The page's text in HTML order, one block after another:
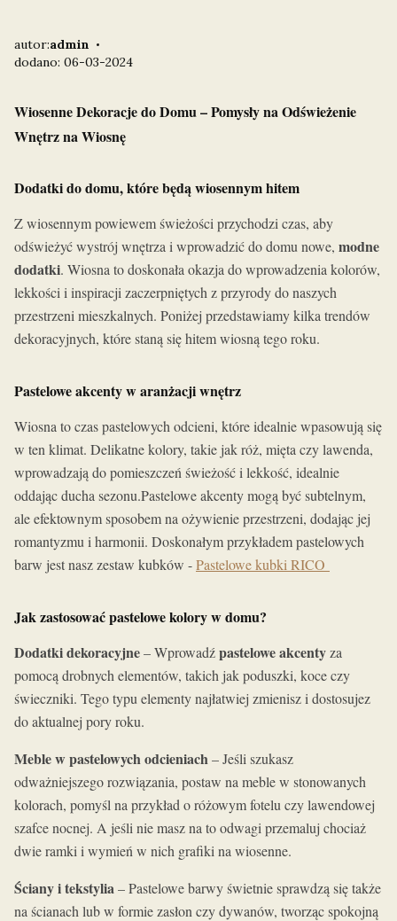
autor:admin
dodano: 06-03-2024
Wiosenne Dekoracje do Domu – Pomysły na Odświeżenie
Wnętrz na Wiosnę
Dodatki do domu, które będą wiosennym hitem
Z wiosennym powiewem świeżości przychodzi czas, aby
odświeżyć wystrój wnętrza i wprowadzić do domu nowe, modne
dodatki. Wiosna to doskonała okazja do wprowadzenia kolorów,
lekkości i inspiracji zaczerpniętych z przyrody do naszych
przestrzeni mieszkalnych. Poniżej przedstawiamy kilka trendów
dekoracyjnych, które staną się hitem wiosną tego roku.
Pastelowe akcenty w aranżacji wnętrz
Wiosna to czas pastelowych odcieni, które idealnie wpasowują się
w ten klimat. Delikatne kolory, takie jak róż, mięta czy lawenda,
wprowadzają do pomieszczeń świeżość i lekkość, idealnie
oddając ducha sezonu.Pastelowe akcenty mogą być subtelnym,
ale efektownym sposobem na ożywienie przestrzeni, dodając jej
romantyzmu i harmonii. Doskonałym przykładem pastelowych
barw jest nasz zestaw kubków -Pastelowe kubki RICO
Jak zastosować pastelowe kolory w domu?
Dodatki dekoracyjne– Wprowadźpastelowe akcentyza
pomocą drobnych elementów, takich jak poduszki, koce czy
świeczniki. Tego typu elementy najłatwiej zmienisz i dostosujez
do aktualnej pory roku.
Meble w pastelowych odcieniach– Jeśli szukasz
odważniejszego rozwiązania, postaw na meble w stonowanych
kolorach, pomyśl na przykład o różowym fotelu czy lawendowej
szafce nocnej. A jeśli nie masz na to odwagi przemaluj chociaż
dwie ramki i wymień w nich grafiki na wiosenne.
Ściany i tekstylia– Pastelowe barwy świetnie sprawdzą się także
na ścianach lub w formie zasłon czy dywanów, tworząc spokojną